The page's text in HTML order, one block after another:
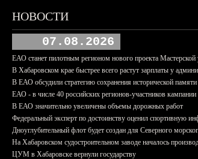
НОВОСТИ
07.08.2026
ЕАО станет пилотным регионом нового проекта
В Хабаровском крае быстрее всего растут зарплаты у
В ЕАО обсудили стратегию сохранения исторической памяти
ЕАО - в числе 40 российских регионов-участников
В ЕАО значительно увеличены объемы дорожных работ
Федеральный эксперт по достоинству оценил спортивную
Дноуглубительный флот будет создан для Северного
На Хабаровском судостроительном заводе началось
ЦУМ в Хабаровске вернули государству